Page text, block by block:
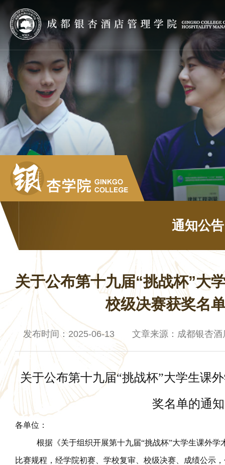
通知公告
关于公布第十九届“挑战杯”大
校级决赛获奖名
发布时间：2025-06-13 文章来源：成都银杏
关于公布第十九届“挑战杯”大学生课
奖名单的通知
各单位：
根据《关于组织开展第十九届“挑战杯”大学生课外
比赛规程，经学院初赛、学校复审、校级决赛、成绩公示